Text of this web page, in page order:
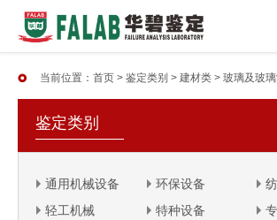
当前位置：首页 >鉴定类别 >建材类 >玻璃及玻
鉴定类别
通用机械设备 环保设备
轻工机械
特种设备